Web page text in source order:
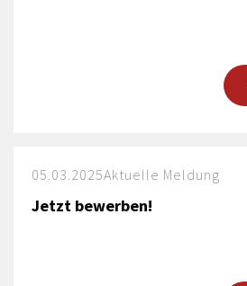
05.03.2025Aktuelle Meldung
Jetzt bewerben!